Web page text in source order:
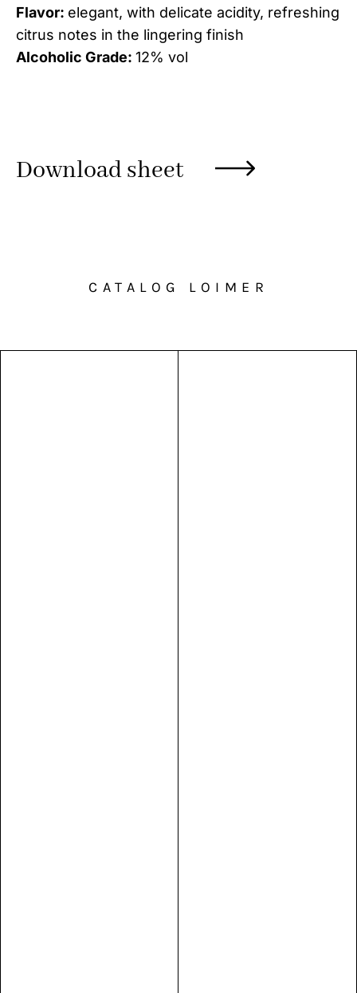
Flavor: elegant, with delicate acidity, refreshing
citrus notes in the lingering finish
Alcoholic Grade: 12% vol
Download sheet
CATALOG LOIMER